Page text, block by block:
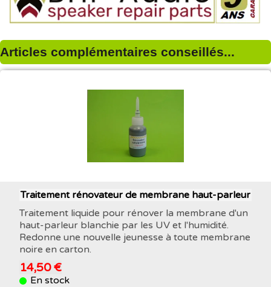
Articles complémentaires conseillés...
Traitement rénovateur de membrane haut-parleur
Traitement liquide pour rénover la membrane d'un
haut-parleur blanchie par les UV et l'humidité.
Redonne une nouvelle jeunesse à toute membrane
noire en carton.
14,50 €
En stock